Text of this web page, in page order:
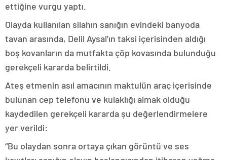
ettiğine vurgu yaptı.
Olayda kullanılan silahın sanığın evindeki banyoda
tavan arasında, Delil Aysal’ın taksi içerisinden aldığı
boş kovanların da mutfakta çöp kovasında bulunduğu
gerekçeli kararda belirtildi.
Ateş etmenin asıl amacının maktulün araç içerisinde
bulunan cep telefonu ve kulaklığı almak olduğu
kaydedilen gerekçeli kararda şu değerlendirmelere
yer verildi:
“Bu olaydan sonra ortaya çıkan görüntü ve ses